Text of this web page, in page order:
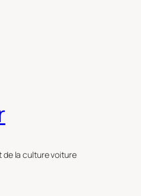
de la culture voiture